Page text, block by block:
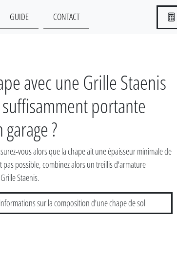
GUIDE CONTACT
avec une Grille Staenis
portante
?
vous alors que la chape ait une épaisseur minimale de
pas possible, combinez alors un treillis d'armature
Staenis.
sur la composition d'une chape de sol